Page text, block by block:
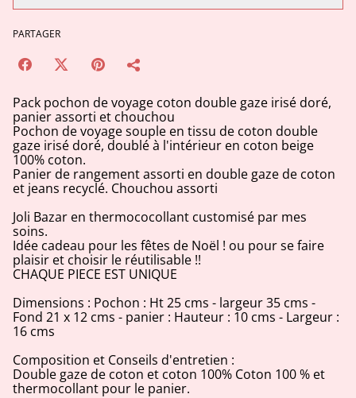
PARTAGER
Pack pochon de voyage coton double gaze irisé doré,
panier assorti et chouchou
Pochon de voyage souple en tissu de coton double
gaze irisé doré, doublé à l'intérieur en coton beige
100% coton.
Panier de rangement assorti en double gaze de coton
et jeans recyclé. Chouchou assorti
Joli Bazar en thermococollant customisé par mes
soins.
Idée cadeau pour les fêtes de Noël ! ou pour se faire
plaisir et choisir le réutilisable !!
CHAQUE PIECE EST UNIQUE
Dimensions : Pochon : Ht 25 cms - largeur 35 cms -
Fond 21 x 12 cms - panier : Hauteur : 10 cms - Largeur :
16 cms
Composition et Conseils d'entretien :
Double gaze de coton et coton 100% Coton 100 % et
thermocollant pour le panier.